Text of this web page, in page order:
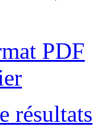
PDF
résultats